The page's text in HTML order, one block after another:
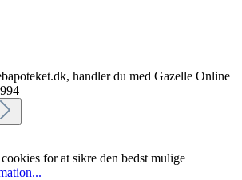
handler du med Gazelle Online
for at sikre den bedst mulige